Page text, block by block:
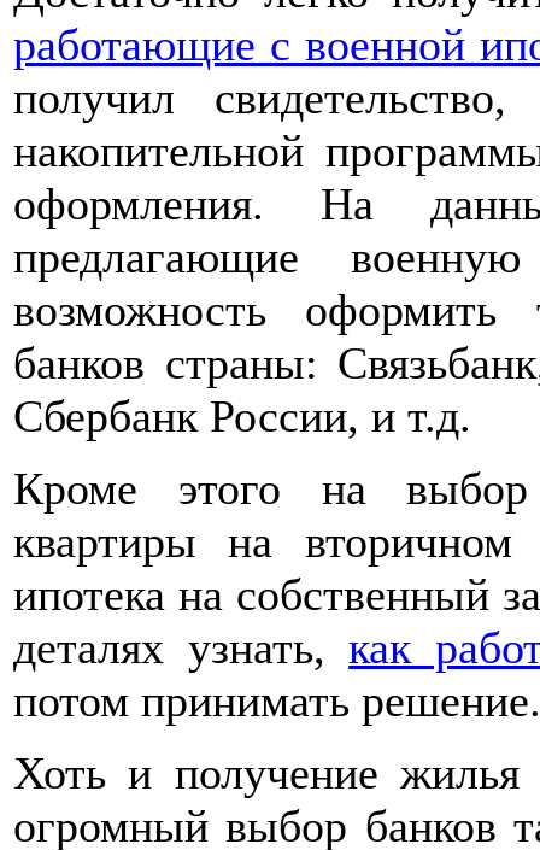
работающие с военной
получил
накопительной
оформления. На
предлагающие
возможность
банков страны:
Сбербанк России, и т.д.
Кроме этого на выбор
квартиры на
ипотека на собственный
деталях узнать,как
потом принимать решение.
Хоть и получение жилья
огромный выбор банков